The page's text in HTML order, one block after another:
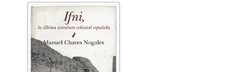
Burdeos y desde allí a Londres, donde permanecerá
hasta su muerte. En La agonía de Francia Chaves
Nogales se sirve de sus conocimientos y de los
múltiples testimonios a los que tuvo acceso en París
para tratar de explicar las razones que llevaron a
Francia a sucumbir ante el fascismo y firmar un
armisticio con Alemania en junio de 1940. Su amplia
experiencia en temas internacionales y su